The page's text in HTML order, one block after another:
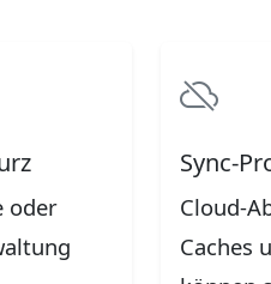
oder
Sync-
Cloud-
Caches